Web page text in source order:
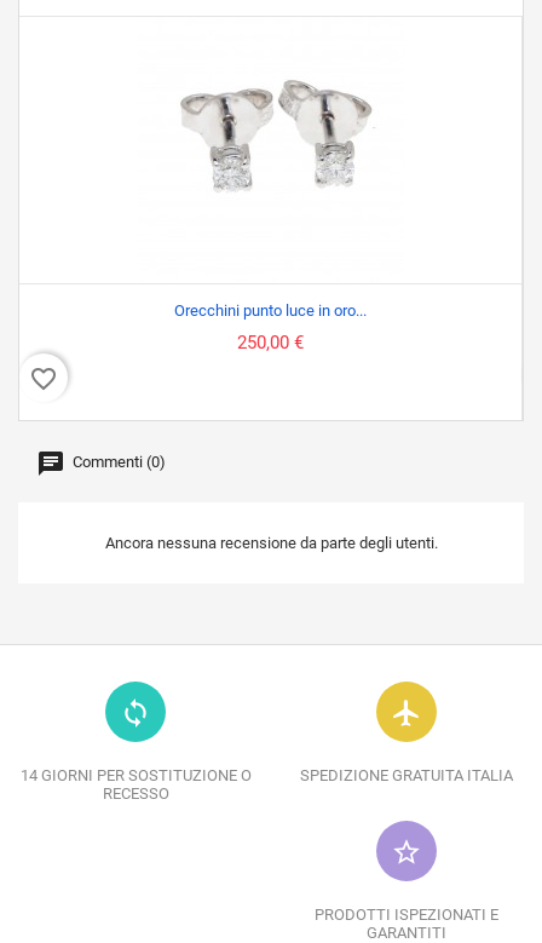
Orecchini punto luce in oro...
250,00 €
favorite_border
Commenti (0)
Ancora nessuna recensione da parte degli utenti.
loop
14 GIORNI PER SOSTITUZIONE O
RECESSO
flight
SPEDIZIONE GRATUITA ITALIA
star_border
PRODOTTI ISPEZIONATI E
GARANTITI